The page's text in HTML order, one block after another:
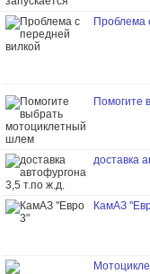
Проблема
Помогите
доставка
КамАЗ